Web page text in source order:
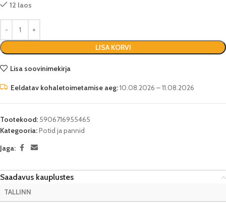
12 laos
LISA KORVI
Lisa soovinimekirja
Eeldatav kohaletoimetamise aeg:10.08.2026 – 11.08.2026
Tootekood: 5906716955465
Kategooria:Potid ja pannid
Jaga:
Saadavus kauplustes
TALLINN